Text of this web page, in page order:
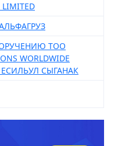
LIMITED
АЛЬФАГРУЗ
ТОО
WORLDWIDE
ЕСИЛЬУЛ СЫГАНАК